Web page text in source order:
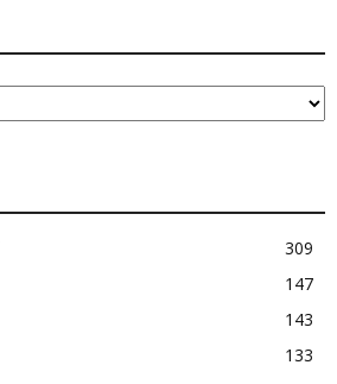
309
147
143
133